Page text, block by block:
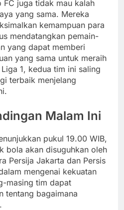
FC juga tidak mau kalah
yang sama. Mereka
kemampuan para
mendatangkan pemain-
yang dapat memberi
yang sama untuk meraih
1, kedua tim ini saling
terbaik menjelang
Malam Ini
pukul 19.00 WIB,
bola akan disuguhkan oleh
Persija Jakarta dan Persis
mengenai kekuatan
masing tim dapat
tentang bagaimana